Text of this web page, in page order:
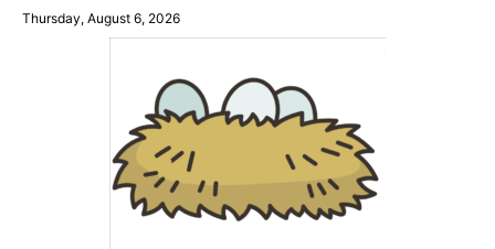
SkipThursday, August 6, 2026